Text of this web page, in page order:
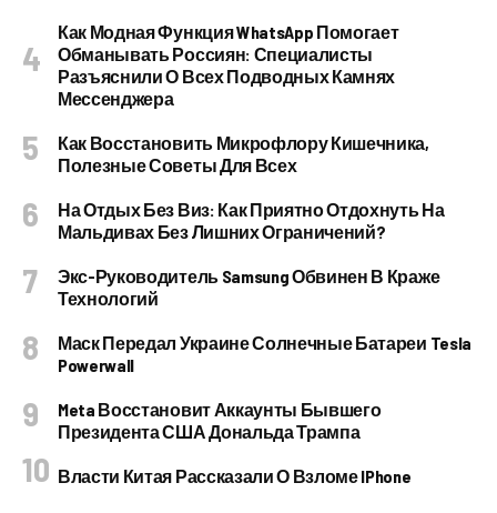
Как Модная Функция WhatsApp Помогает
Обманывать Россиян: Специалисты
Разъяснили О Всех Подводных Камнях
Мессенджера
Как Восстановить Микрофлору Кишечника,
Полезные Советы Для Всех
На Отдых Без Виз: Как Приятно Отдохнуть На
Мальдивах Без Лишних Ограничений?
Экс-Руководитель Samsung Обвинен В Краже
Технологий
Маск Передал Украине Солнечные Батареи Tesla
Powerwall
Meta Восстановит Аккаунты Бывшего
Президента США Дональда Трампа
Власти Китая Рассказали О Взломе IPhone